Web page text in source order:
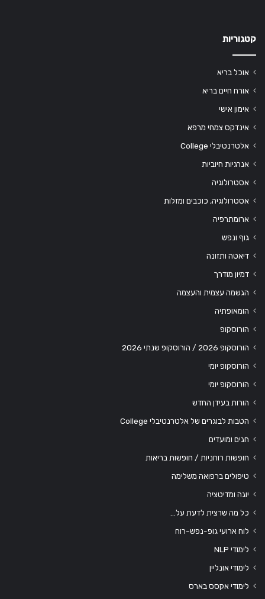
קטגוריות
אוכל בריא
אורח חיים בריא
אימון אישי
אינדקס צמחי מרפא
אלטרנטיבלי College
אנרגיות חיוביות
אסטרולוגיה
אסטרולוגיה, כוכבים ומזלות
ארומתרפיה
גוף ונפש
דיאטה ותזונה
דמיון מודרך
הגשמה עצמית והעצמה
הומאופתיה
הורוסקופ
הורוסקופ 2026 / הורוסקופ שנתי 2026
הורוסקופ יומי
הורוסקופ יומי
הורות בעידן החדש
הטבות לבוגרים של אלטרנטיבלי College
חגים ומועדים
חופשות רוחניות / חופשות בריאות
טיפולים ברפואה משלימה
יוגה ומדיטציה
כל מה שרצית לדעת על…
לוח ארועי גופ-נפש-רוח
לימודי NLP
לימודי אונליין
לימודי אקסס בארס